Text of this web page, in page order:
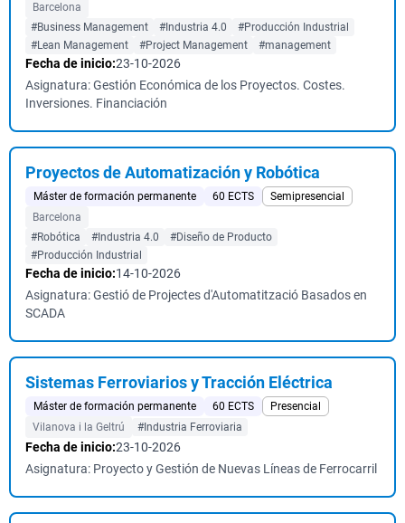
Barcelona
#Business Management
#Industria 4.0
#Producción Industrial
#Lean Management
#Project Management #management
Fecha de inicio:23-10-2026
Asignatura: Gestión Económica de los Proyectos. Costes.
Inversiones. Financiación
Proyectos de Automatización y Robótica
Máster de formación permanente 60 ECTS
Semipresencial
Barcelona
#Robótica
#Industria 4.0
#Diseño de Producto
#Producción Industrial
Fecha de inicio:14-10-2026
Asignatura: Gestió de Projectes d'Automatització Basados en
SCADA
Sistemas Ferroviarios y Tracción Eléctrica
Máster de formación permanente 60 ECTS
Presencial
Vilanova i la Geltrú
#Industria Ferroviaria
Fecha de inicio:23-10-2026
Asignatura: Proyecto y Gestión de Nuevas Líneas de Ferrocarril